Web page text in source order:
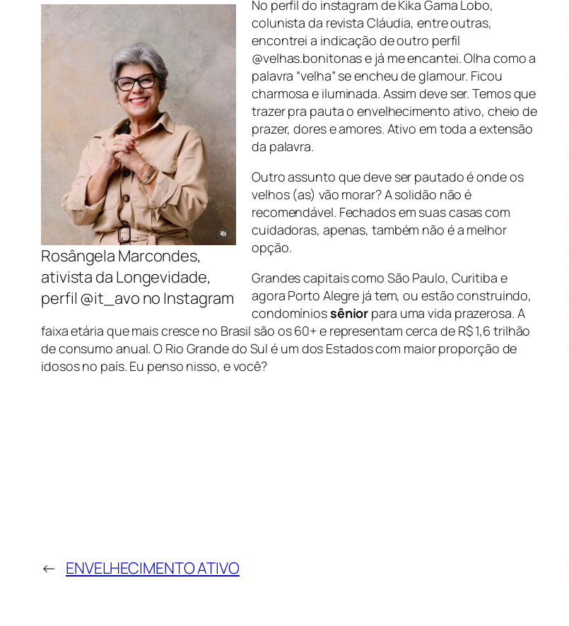
Rosângela Marcondes,
ativista da Longevidade,
perfil @it_avo no Instagram
No perfil do instagram de Kika Gama Lobo,
colunista da revista Cláudia, entre outras,
encontrei a indicação de outro perfil
@velhas.bonitonas e já me encantei. Olha como a
palavra “velha” se encheu de glamour. Ficou
charmosa e iluminada. Assim deve ser. Temos que
trazer pra pauta o envelhecimento ativo, cheio de
prazer, dores e amores. Ativo em toda a extensão
da palavra.
Outro assunto que deve ser pautado é onde os
velhos (as) vão morar? A solidão não é
recomendável. Fechados em suas casas com
cuidadoras, apenas, também não é a melhor
opção.
Grandes capitais como São Paulo, Curitiba e
agora Porto Alegre já tem, ou estão construindo,
condomíniossênior para uma vida prazerosa. A
faixa etária que mais cresce no Brasil são os 60+ e representam cerca de R$ 1,6 trilhão
de consumo anual. O Rio Grande do Sul é um dos Estados com maior proporção de
idosos no país. Eu penso nisso, e você?
← ENVELHECIMENTO ATIVO